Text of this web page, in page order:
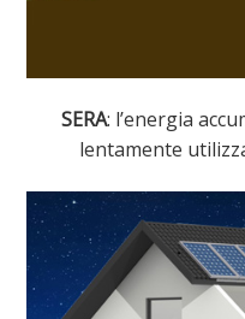
SERA: l’energia
lentamente